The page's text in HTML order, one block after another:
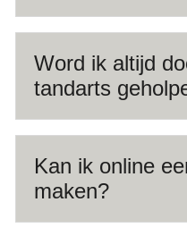
Word ik altijd
tandarts
Kan ik online
maken?